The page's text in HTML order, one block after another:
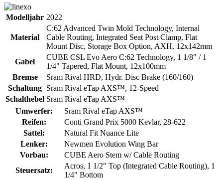
Modelljahr 2022
Material
C:62 Advanced Twin Mold Technology, Internal
Cable Routing, Integrated Seat Post Clamp, Flat
Mount Disc, Storage Box Option, AXH, 12x142mm
Gabel
CUBE CSL Evo Aero C:62 Technology, 1 1/8" / 1
1/4" Tapered, Flat Mount, 12x100mm
Bremse
Sram Rival HRD, Hydr. Disc Brake (160/160)
Schaltung Sram Rival eTap AXS™, 12-Speed
Schalthebel Sram Rival eTap AXS™
Umwerfer:
Sram Rival eTap AXS™
Reifen:
Conti Grand Prix 5000 Kevlar, 28-622
Sattel:
Natural Fit Nuance Lite
Lenker:
Newmen Evolution Wing Bar
Vorbau:
CUBE Aero Stem w/ Cable Routing
Steuersatz:
Acros, 1 1/2" Top (Integrated Cable Routing), 1
1/4" Bottom